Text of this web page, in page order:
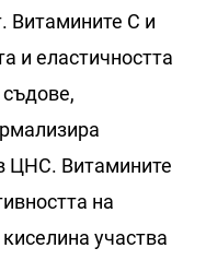
Витамините С и
и еластичността
ЦНС. Витамините
на
участва